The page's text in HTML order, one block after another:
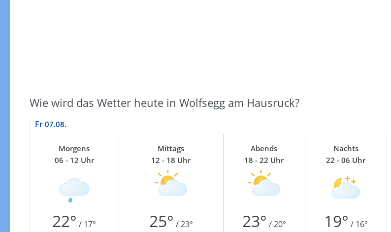
Wie wird das Wetter heute in Wolfsegg am Hausruck?
Fr 07.08.
Morgens
06 - 12 Uhr
Mittags
12 - 18 Uhr
Abends
18 - 22 Uhr
Nachts
22 - 06 Uhr
22° / 17° 25° / 23° 23° / 20° 19° / 16°